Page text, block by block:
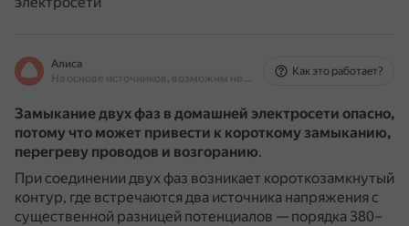
Алиса
На основе источников, возможны неточности
Как это работает?
Замыкание двух фаз в домашней электросети опасно,
потому что может привести к короткому замыканию,
перегреву проводов и возгоранию.
При соединении двух фаз возникает короткозамкнутый
контур, где встречаются два источника напряжения с
существенной разницей потенциалов — порядка 380–